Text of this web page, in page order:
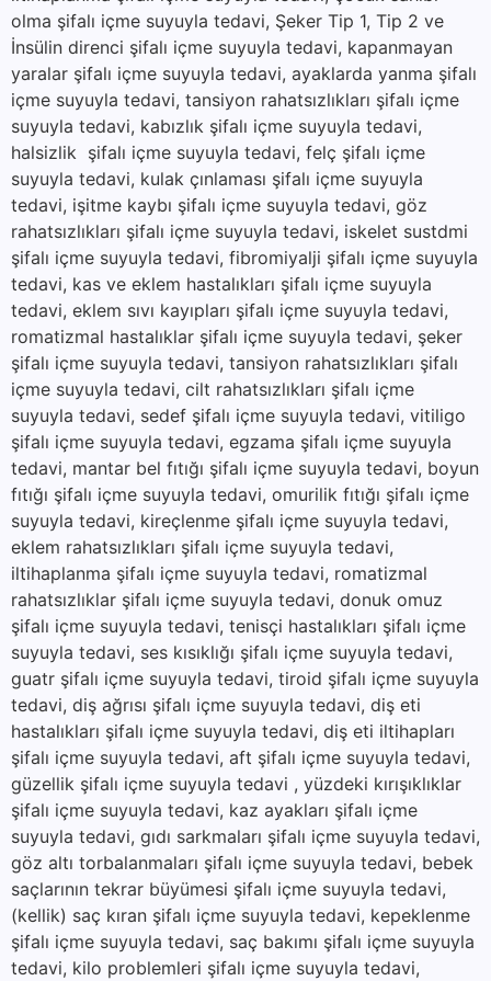
olma şifalı içme suyuyla tedavi, Şeker Tip 1, Tip 2 ve
İnsülin direnci şifalı içme suyuyla tedavi, kapanmayan
yaralar şifalı içme suyuyla tedavi, ayaklarda yanma şifalı
içme suyuyla tedavi, tansiyon rahatsızlıkları şifalı içme
suyuyla tedavi, kabızlık şifalı içme suyuyla tedavi,
halsizlik şifalı içme suyuyla tedavi, felç şifalı içme
suyuyla tedavi, kulak çınlaması şifalı içme suyuyla
tedavi, işitme kaybı şifalı içme suyuyla tedavi, göz
rahatsızlıkları şifalı içme suyuyla tedavi, iskelet sustdmi
şifalı içme suyuyla tedavi, fibromiyalji şifalı içme suyuyla
tedavi, kas ve eklem hastalıkları şifalı içme suyuyla
tedavi, eklem sıvı kayıpları şifalı içme suyuyla tedavi,
romatizmal hastalıklar şifalı içme suyuyla tedavi, şeker
şifalı içme suyuyla tedavi, tansiyon rahatsızlıkları şifalı
içme suyuyla tedavi, cilt rahatsızlıkları şifalı içme
suyuyla tedavi, sedef şifalı içme suyuyla tedavi, vitiligo
şifalı içme suyuyla tedavi, egzama şifalı içme suyuyla
tedavi, mantar bel fıtığı şifalı içme suyuyla tedavi, boyun
fıtığı şifalı içme suyuyla tedavi, omurilik fıtığı şifalı içme
suyuyla tedavi, kireçlenme şifalı içme suyuyla tedavi,
eklem rahatsızlıkları şifalı içme suyuyla tedavi,
iltihaplanma şifalı içme suyuyla tedavi, romatizmal
rahatsızlıklar şifalı içme suyuyla tedavi, donuk omuz
şifalı içme suyuyla tedavi, tenisçi hastalıkları şifalı içme
suyuyla tedavi, ses kısıklığı şifalı içme suyuyla tedavi,
guatr şifalı içme suyuyla tedavi, tiroid şifalı içme suyuyla
tedavi, diş ağrısı şifalı içme suyuyla tedavi, diş eti
hastalıkları şifalı içme suyuyla tedavi, diş eti iltihapları
şifalı içme suyuyla tedavi, aft şifalı içme suyuyla tedavi,
güzellik şifalı içme suyuyla tedavi , yüzdeki kırışıklıklar
şifalı içme suyuyla tedavi, kaz ayakları şifalı içme
suyuyla tedavi, gıdı sarkmaları şifalı içme suyuyla tedavi,
göz altı torbalanmaları şifalı içme suyuyla tedavi, bebek
saçlarının tekrar büyümesi şifalı içme suyuyla tedavi,
(kellik) saç kıran şifalı içme suyuyla tedavi, kepeklenme
şifalı içme suyuyla tedavi, saç bakımı şifalı içme suyuyla
tedavi, kilo problemleri şifalı içme suyuyla tedavi,